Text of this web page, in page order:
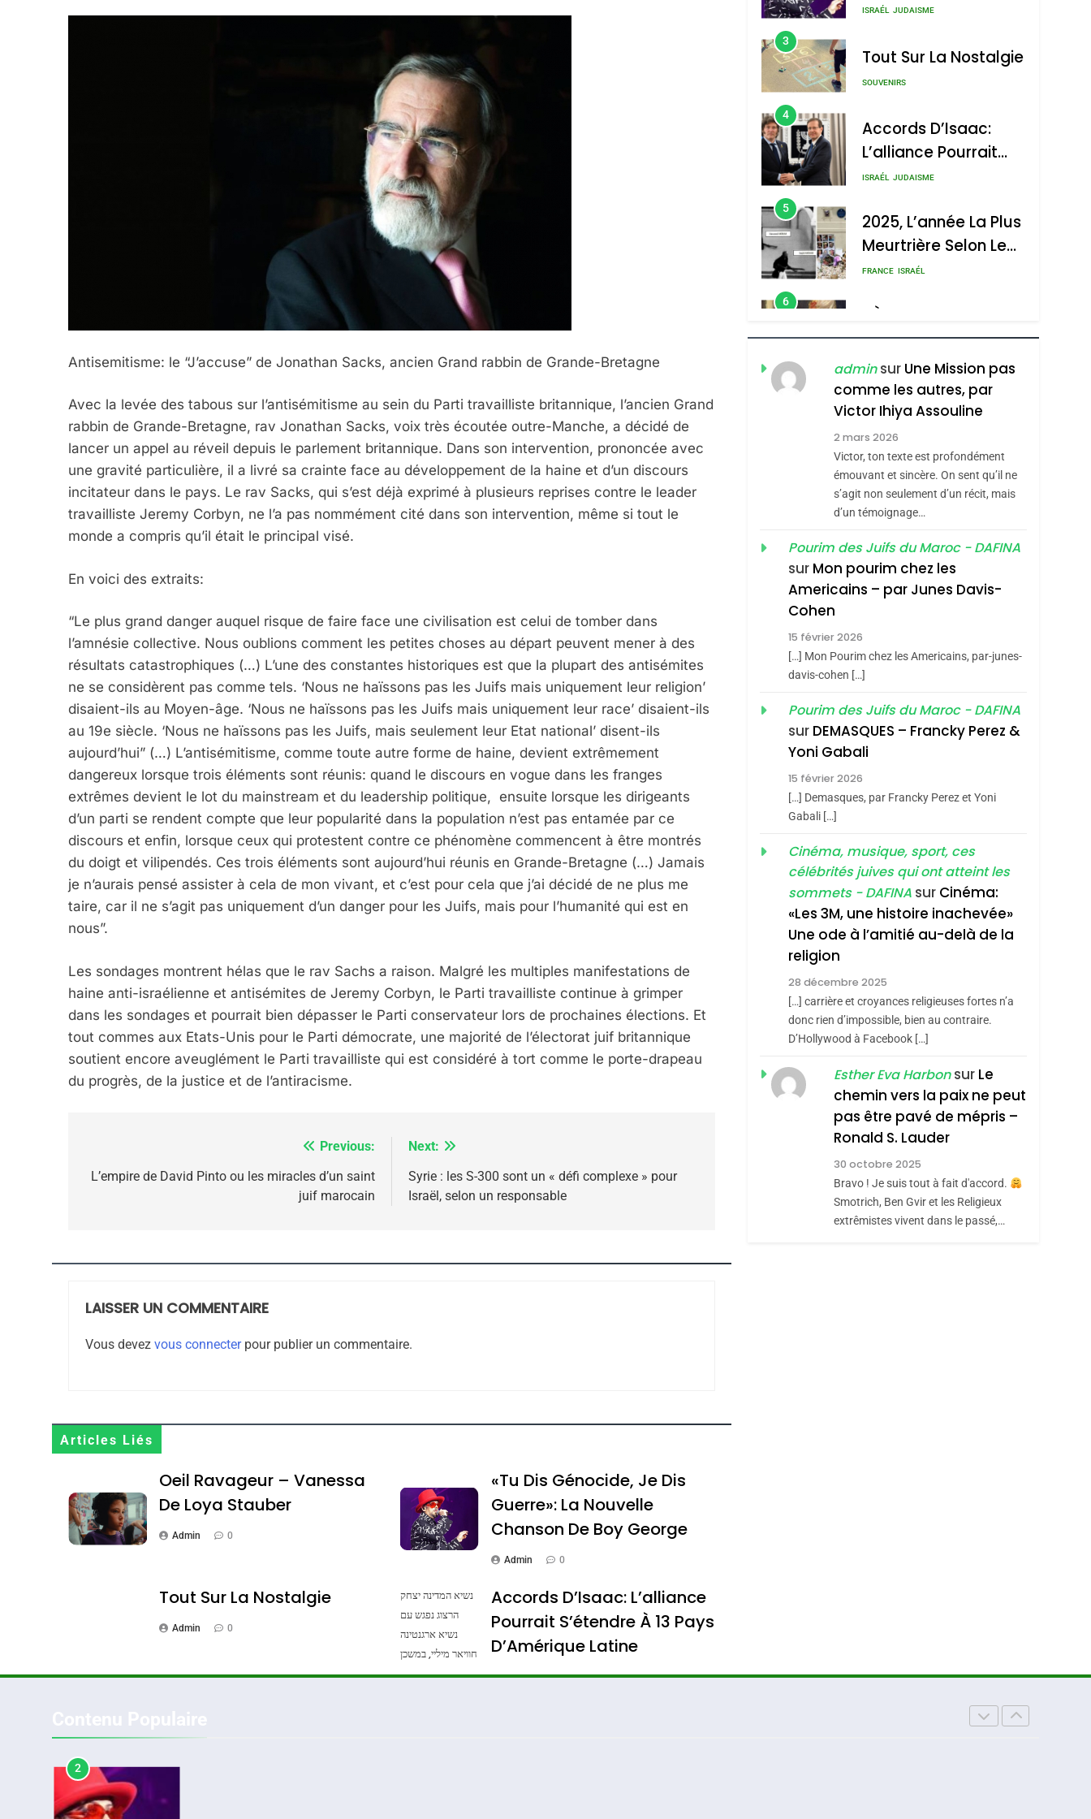
Antisemitisme: le “J’accuse” de Jonathan Sacks, ancien Grand rabbin de Grande-Bretagne
Avec la levée des tabous sur l’antisémitisme au sein du Parti travailliste britannique, l’ancien Grand
rabbin de Grande-Bretagne, rav Jonathan Sacks, voix très écoutée outre-Manche, a décidé de
lancer un appel au réveil depuis le parlement britannique. Dans son intervention, prononcée avec
une gravité particulière, il a livré sa crainte face au développement de la haine et d’un discours
incitateur dans le pays. Le rav Sacks, qui s’est déjà exprimé à plusieurs reprises contre le leader
travailliste Jeremy Corbyn, ne l’a pas nommément cité dans son intervention, même si tout le
monde a compris qu’il était le principal visé.
En voici des extraits:
“Le plus grand danger auquel risque de faire face une civilisation est celui de tomber dans
l’amnésie collective. Nous oublions comment les petites choses au départ peuvent mener à des
résultats catastrophiques (…) L’une des constantes historiques est que la plupart des antisémites
ne se considèrent pas comme tels. ‘Nous ne haïssons pas les Juifs mais uniquement leur religion’
disaient-ils au Moyen-âge. ‘Nous ne haïssons pas les Juifs mais uniquement leur race’ disaient-ils
au 19e siècle. ‘Nous ne haïssons pas les Juifs, mais seulement leur Etat national’ disent-ils
aujourd’hui” (…) L’antisémitisme, comme toute autre forme de haine, devient extrêmement
dangereux lorsque trois éléments sont réunis: quand le discours en vogue dans les franges
extrêmes devient le lot du mainstream et du leadership politique, ensuite lorsque les dirigeants
d’un parti se rendent compte que leur popularité dans la population n’est pas entamée par ce
discours et enfin, lorsque ceux qui protestent contre ce phénomène commencent à être montrés
du doigt et vilipendés. Ces trois éléments sont aujourd’hui réunis en Grande-Bretagne (…) Jamais
je n’aurais pensé assister à cela de mon vivant, et c’est pour cela que j’ai décidé de ne plus me
taire, car il ne s’agit pas uniquement d’un danger pour les Juifs, mais pour l’humanité qui est en
nous”.
Les sondages montrent hélas que le rav Sachs a raison. Malgré les multiples manifestations de
haine anti-israélienne et antisémites de Jeremy Corbyn, le Parti travailliste continue à grimper
dans les sondages et pourrait bien dépasser le Parti conservateur lors de prochaines élections. Et
tout commes aux Etats-Unis pour le Parti démocrate, une majorité de l’électorat juif britannique
soutient encore aveuglément le Parti travailliste qui est considéré à tort comme le porte-drapeau
du progrès, de la justice et de l’antiracisme.
de
Previous:
L’empire de David Pinto ou les miracles d’un saint
juif marocain
Next:
Syrie : les S-300 sont un « défi complexe » pour
Israël, selon un responsable
LAISSER UN COMMENTAIRE
Vous devez vous connecterpour publier un commentaire.
Articles Liés
Oeil Ravageur – Vanessa
De Loya Stauber
Admin 0
«Tu Dis Génocide, Je Dis
Guerre»: La Nouvelle
Chanson De Boy George
Admin 0
Tout Sur La Nostalgie
Admin 0
נשיא המדינה יצחק
הרצוג נפגש עם
נשיא ארגנטינה
חוויאר מיליי, במשכן
הנשיא בירושלים.
Accords D’Isaac: L’alliance
Pourrait S’étendre À 13 Pays
D’Amérique Latine
Admin 0
Nouvelle Chanson De
ISRAÉL JUDAISME
3
Tout Sur La Nostalgie
SOUVENIRS
4
Accords D’Isaac:
L’alliance Pourrait
S’étendre À 13 Pays
ISRAÉL JUDAISME
5
2025, L’année La Plus
Meurtrière Selon Le
Rapport D’ADL
FRANCE ISRAÉL
6
FIÈRE, DIGNE ET
RÉSILIENTE :
POURQUOI JE
REVENDIQUE MA
JUDAÏTE Par Thérèse
Zrihen-Dvir
ISRAÉL JUDAISME
CE QUI NOUS
MANQUE – Jacques
Hadida
JUDAISME
Maroc : Les Amandes
De Tafraout, Le Miel
De Tadla Azilal
Consacrés Produits
Du Terroir
DAFINA MAROC
Oeil Ravageur –
2
Dis Guerre»: La
Nouvelle Chanson De
Boy George
ISRAÉL JUDAISME
Accords D’Isaac:
L’alliance Pourrait
S’étendre À 13 Pays
D’Amérique Latine
ISRAÉL JUDAISME
5
Meurtrière Selon Le
Rapport D’ADL
Contre
L’antisémitisme
FRANCE ISRAÉL
FIÈRE, DIGNE ET
RÉSILIENTE :
POURQUOI JE
REVENDIQUE MA
JUDAÏTE Par Thérèse
Zrihen-Dvir
ISRAÉL JUDAISME
CE QUI NOUS
MANQUE – Jacques
Hadida
JUDAISME
Maroc : Les Amandes
adminsur Une Mission pas
comme les autres, par
Victor Ihiya Assouline
2 mars 2026
Victor, ton texte est profondément
émouvant et sincère. On sent qu’il ne
s’agit non seulement d’un récit, mais
d’un témoignage…
Pourim des Juifs du Maroc - DAFINA
sur Mon pourim chez les
Americains – par Junes Davis-
Cohen
15 février 2026
[…] Mon Pourim chez les Americains, par-junes-
davis-cohen […]
Pourim des Juifs du Maroc - DAFINA
sur DEMASQUES – Francky Perez &
Yoni Gabali
15 février 2026
[…] Demasques, par Francky Perez et Yoni
Gabali […]
Cinéma, musique, sport, ces
célébrités juives qui ont atteint les
sommets - DAFINA sur Cinéma:
«Les 3M, une histoire inachevée»
Une ode à l’amitié au-delà de la
religion
28 décembre 2025
[…] carrière et croyances religieuses fortes n’a
donc rien d’impossible, bien au contraire.
D’Hollywood à Facebook […]
Esther Eva Harbonsur Le
chemin vers la paix ne peut
pas être pavé de mépris –
Ronald S. Lauder
30 octobre 2025
Bravo ! Je suis tout à fait d'accord.
Smotrich, Ben Gvir et les Religieux
extrêmistes vivent dans le passé,…
2025, L’année La Plus Meurtrière Selon Le Rapport D’ADL Contre L’antisémitisme
FRANCE ISRAÉL
FIÈRE, DIGNE ET RÉSILIENTE : POURQUOI JE REVENDIQUE MA JUDAÏTE Par Thérèse Zrihen-
Dvir
ISRAÉL JUDAISME
CE QUI NOUS MANQUE – Jacques Hadida
Terroir
Oeil Ravageur – Vanessa De Loya Stauber
2